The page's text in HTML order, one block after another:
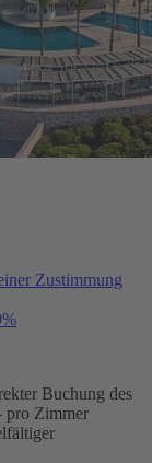
Zustimmung
Buchung des
pro Zimmer